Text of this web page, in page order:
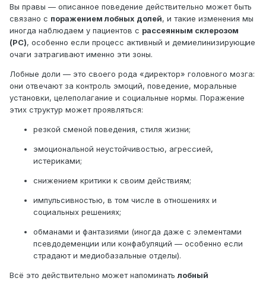
Вы правы — описанное поведение действительно может быть
связано с поражением лобных долей, и такие изменения мы
иногда наблюдаем у пациентов с рассеянным склерозом
(РС), особенно если процесс активный и демиелинизирующие
очаги затрагивают именно эти зоны.
Лобные доли — это своего рода «директор» головного мозга:
они отвечают за контроль эмоций, поведение, моральные
установки, целеполагание и социальные нормы. Поражение
этих структур может проявляться:
резкой сменой поведения, стиля жизни;
эмоциональной неустойчивостью, агрессией,
истериками;
снижением критики к своим действиям;
импульсивностью, в том числе в отношениях и
социальных решениях;
обманами и фантазиями (иногда даже с элементами
псевдодеменции или конфабуляций — особенно если
страдают и медиобазальные отделы).
Всё это действительно может напоминатьлобный